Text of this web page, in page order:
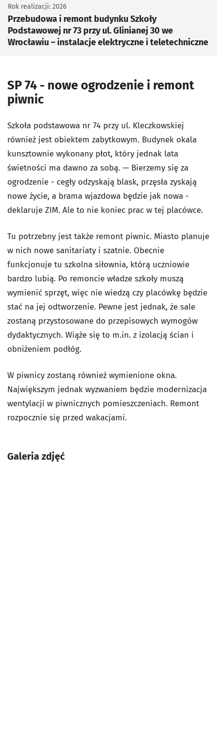
Przebudowa i remont budynku Szkoły
Podstawowej nr 73 przy ul. Glinianej 30 we
Wrocławiu – instalacje elektryczne i teletechniczne
Rok realizacji: 2026
SP 74 - nowe ogrodzenie i remont
piwnic
Szkoła podstawowa nr 74 przy ul. Kleczkowskiej
również jest obiektem zabytkowym. Budynek okala
kunsztownie wykonany płot, który jednak lata
świetności ma dawno za sobą. — Bierzemy się za
ogrodzenie - cegły odzyskają blask, przęsła zyskają
nowe życie, a brama wjazdowa będzie jak nowa -
deklaruje ZIM. Ale to nie koniec prac w tej placówce.
Tu potrzebny jest także remont piwnic. Miasto planuje
w nich nowe sanitariaty i szatnie. Obecnie
funkcjonuje tu szkolna siłownia, którą uczniowie
bardzo lubią. Po remoncie władze szkoły muszą
wymienić sprzęt, więc nie wiedzą czy placówkę będzie
stać na jej odtworzenie. Pewne jest jednak, że sale
zostaną przystosowane do przepisowych wymogów
dydaktycznych. Wiąże się to m.in. z izolacją ścian i
obniżeniem podłóg.
W piwnicy zostaną również wymienione okna.
Największym jednak wyzwaniem będzie modernizacja
wentylacji w piwnicznych pomieszczeniach. Remont
rozpocznie się przed wakacjami.
Galeria zdjęć